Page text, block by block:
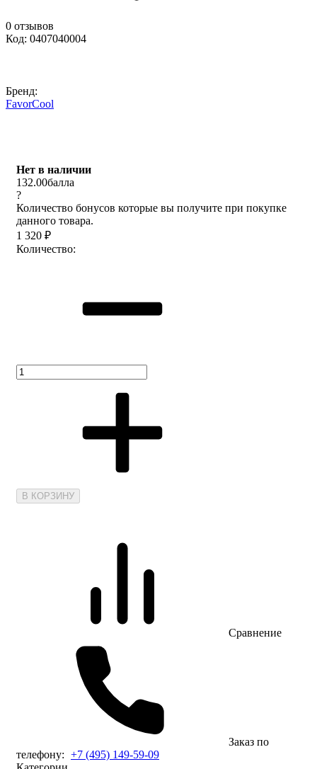
0 отзывов
Код: 0407040004
Бренд:
FavorCool
Нет в наличии
132.00балла
?
Количество бонусов которые вы получите при покупке
данного товара.
1 320 ₽
Количество:
В КОРЗИНУ
Сравнение
Заказ по
телефону: +7 (495) 149-59-09